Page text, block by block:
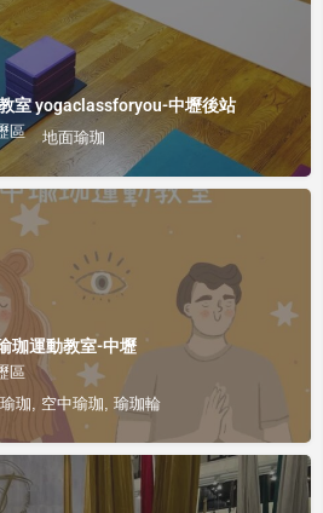
室 yogaclassforyou-中壢後站
區 地面瑜珈
珈運動教室-中壢
區
珈, 空中瑜珈, 瑜珈輪